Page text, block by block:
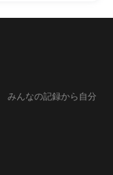
みんなの記録から自分